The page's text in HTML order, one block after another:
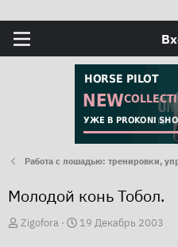
н
ю
Работа с лошадью: тренировки,
Молодой конь Тобол.
А
Zigofora
Д19 Декабрь 2003